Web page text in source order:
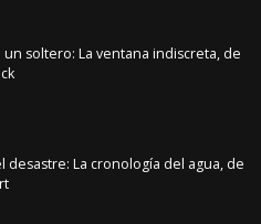
un soltero: La ventana indiscreta, de
desastre: La cronología del agua, de